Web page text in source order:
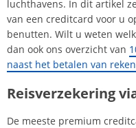
luchthavens. In dit artikel
van een creditcard voor u
benutten. Wilt u weten
dan ook ons overzicht van
naast het betalen van
Reisverzekering
De meeste premium